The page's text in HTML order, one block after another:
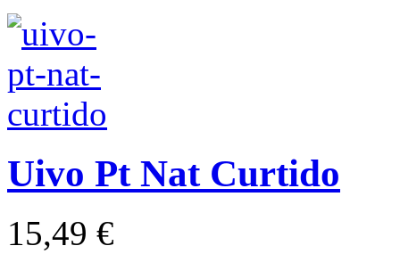
Uivo Pt Nat Curtido
15,49 €